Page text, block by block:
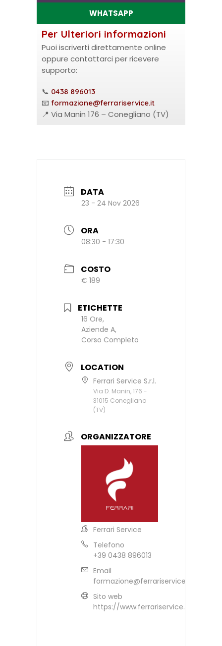
WHATSAPP
Per Ulteriori informazioni
Puoi iscriverti direttamente online
oppure contattarci per ricevere
supporto:
📞 0438 896013
📧 formazione@ferrariservice.it
📍 Via Manin 176 – Conegliano (TV)
DATA
23 - 24 Nov 2026
ORA
08:30 - 17:30
COSTO
€ 189
ETICHETTE
16 Ore,
Aziende A,
Corso Completo
LOCATION
Ferrari Service S.r.l.
Via D. Manin, 176 -
31015 Conegliano
(TV)
ORGANIZZATORE
Ferrari Service
Telefono
+39 0438 896013
Email
formazione@ferrariservice.it
Sito web
https://www.ferrariservice.it